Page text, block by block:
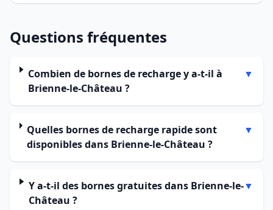
Questions fréquentes
Combien de bornes de recharge y a-t-il à
Brienne-le-Château ?
▼
Quelles bornes de recharge rapide sont
disponibles dans Brienne-le-Château ?
▼
Y a-t-il des bornes gratuites dans Brienne-le-
Château ?
▼